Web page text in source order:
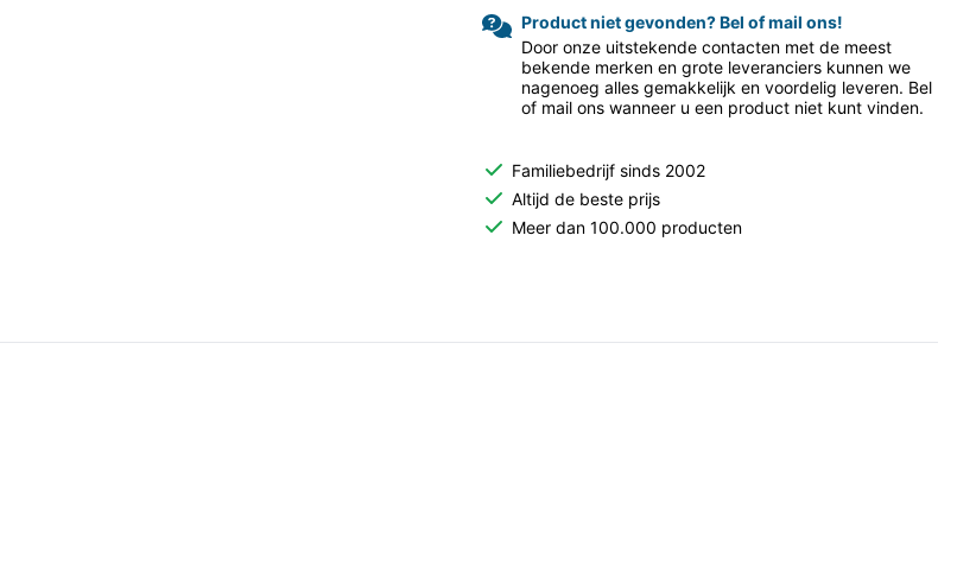
Product niet gevonden? Bel of mail ons!
Door onze uitstekende contacten met de meest
bekende merken en grote leveranciers kunnen we
nagenoeg alles gemakkelijk en voordelig leveren. Bel
of mail ons wanneer u een product niet kunt vinden.
Familiebedrijf sinds 2002
Altijd de beste prijs
Meer dan 100.000 producten